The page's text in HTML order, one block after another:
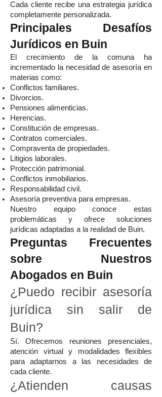
Cada cliente recibe una estrategia jurídica
completamente personalizada.
Principales Desafíos
Jurídicos en Buin
El crecimiento de la comuna ha
incrementado la necesidad de asesoría en
materias como:
Conflictos familiares.
Divorcios.
Pensiones alimenticias.
Herencias.
Constitución de empresas.
Contratos comerciales.
Compraventa de propiedades.
Litigios laborales.
Protección patrimonial.
Conflictos inmobiliarios.
Responsabilidad civil.
Asesoría preventiva para empresas.
Nuestro equipo conoce estas
problemáticas y ofrece soluciones
jurídicas adaptadas a la realidad de Buin.
Preguntas Frecuentes
sobre Nuestros
Abogados en Buin
¿Puedo recibir asesoría
jurídica sin salir de
Buin?
Sí. Ofrecemos reuniones presenciales,
atención virtual y modalidades flexibles
para adaptarnos a las necesidades de
cada cliente.
¿Atienden causas